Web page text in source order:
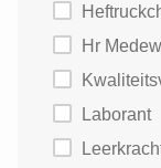
Hr
Laborant